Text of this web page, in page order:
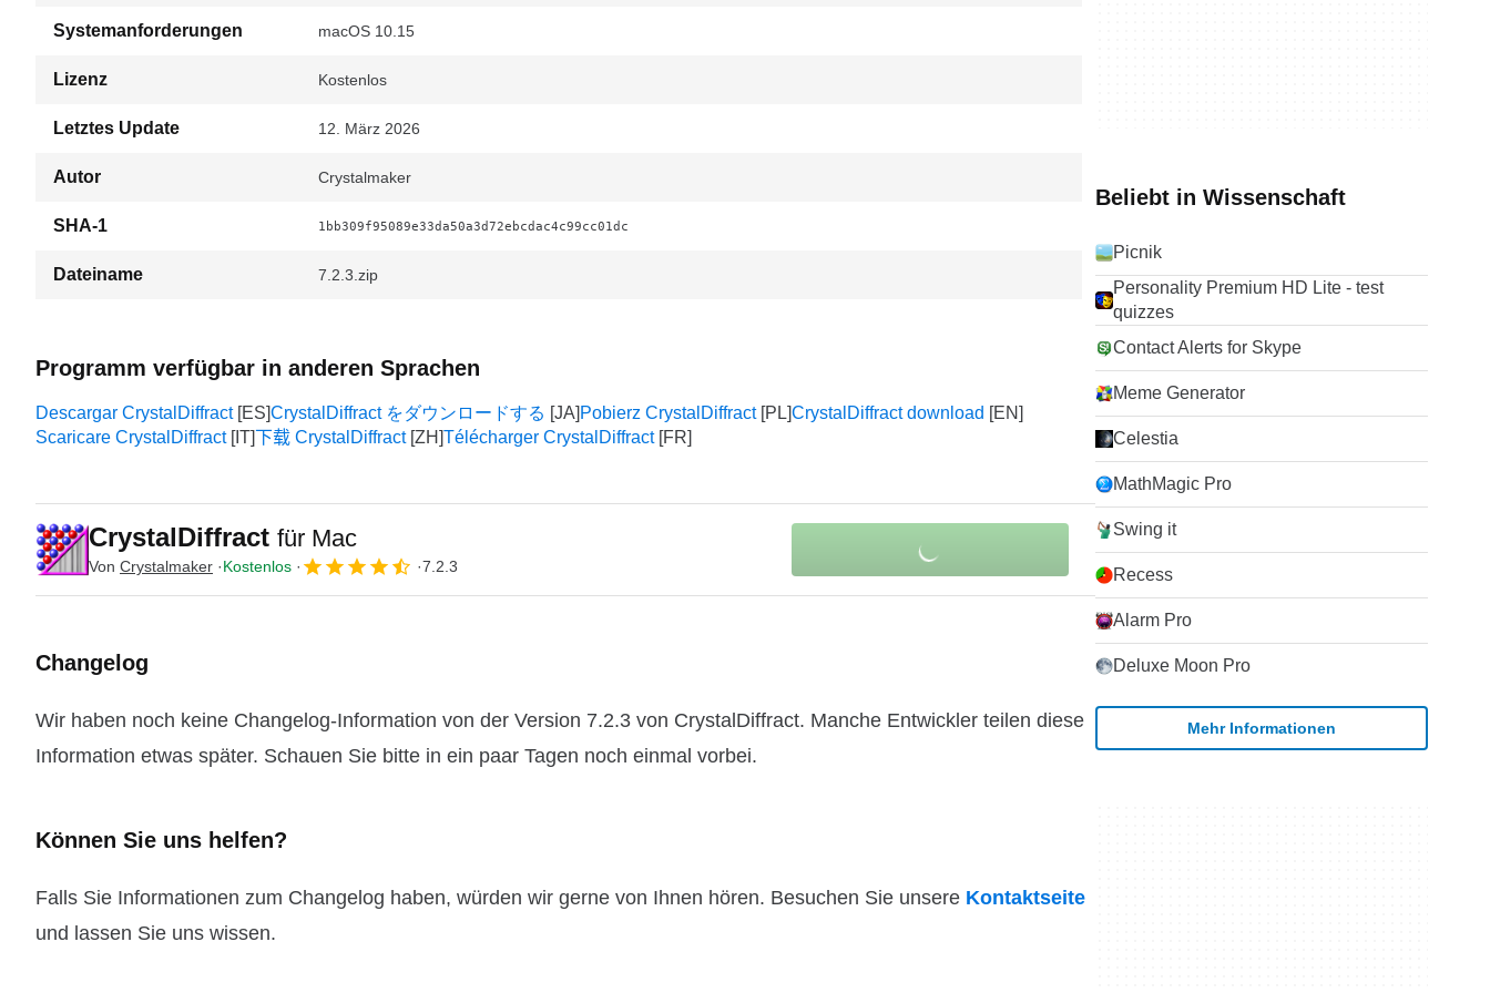
Systemanforderungen macOS 10.15
Lizenz Kostenlos
Letztes Update 12. März 2026
Autor Crystalmaker
SHA-1 1bb309f95089e33da50a3d72ebcdac4c99cc01dc
Dateiname 7.2.3.zip
Programm verfügbar in anderen Sprachen
Descargar CrystalDiffract CrystalDiffract をダウンロードする Pobierz CrystalDiffract
CrystalDiffract download
Scaricare CrystalDiffract
下载 CrystalDiffract Télécharger CrystalDiffract
CrystalDiffract für Mac
Von Crystalmaker Kostenlos 7.2.3
Changelog
Wir haben noch keine Changelog-Information von der Version 7.2.3 von CrystalDiffract. Manche Entwickler teilen diese
Information etwas später. Schauen Sie bitte in ein paar Tagen noch einmal vorbei.
Können Sie uns helfen?
Falls Sie Informationen zum Changelog haben, würden wir gerne von Ihnen hören. Besuchen Sie unsere Kontaktseite
und lassen Sie uns wissen.
Beliebt in Wissenschaft
Picnik
Personality Premium HD Lite - test
quizzes
Contact Alerts for Skype
Meme Generator
Celestia
MathMagic Pro
Swing it
Recess
Alarm Pro
Deluxe Moon Pro
Mehr Informationen